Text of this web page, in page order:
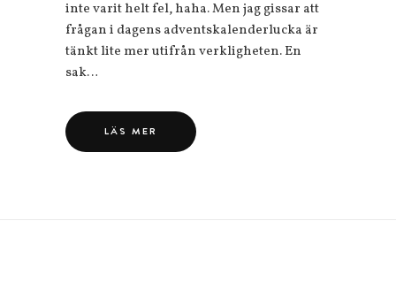
inte varit helt fel, haha. Men jag gissar att
frågan i dagens adventskalenderlucka är
tänkt lite mer utifrån verkligheten. En
sak…
LÄS MER